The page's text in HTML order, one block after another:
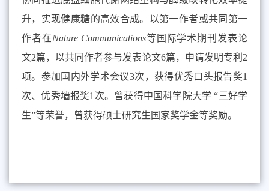
升，实现健康糖的高效合成。以第一作者或共同第一
作者在Nature Communications等国际学术期刊发表论
文2篇，以共同作者参与发表论文6篇，申请发明专利 2
项。参加国内外学术会议3次，获得优秀口头报告奖1
次、优秀墙报奖1 次。曾获得中国科学院大学 “三好学
生”等荣誉，曾获得硕士研究生国家奖学金等奖励。